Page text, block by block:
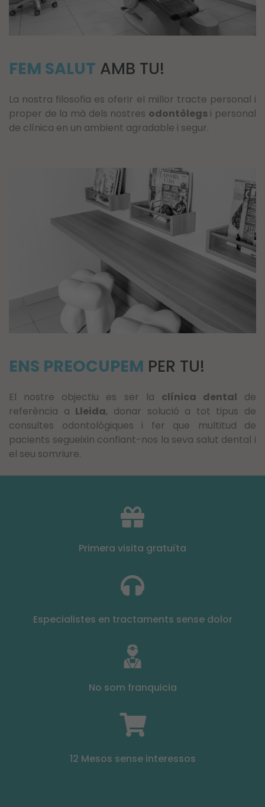
FEM SALUT AMB TU!
La nostra filosofia es oferir el millor tracte personal i
proper de la mà dels nostres odontòlegsi personal
de clínica en un ambient agradable i segur.
ENS PREOCUPEM PER TU!
El nostre objectiu es ser la clínica dental de
referència a Lleida, donar solució a tot tipus de
consultes odontològiques i fer que multitud de
pacients segueixin confiant-nos la seva salut dental i
el seu somriure.
Primera visita gratuïta
Especialistes en tractaments sense dolor
No som franquicia
12 Mesos sense interessos
són